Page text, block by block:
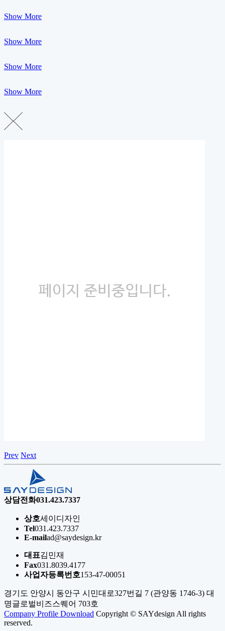
Show More
Show More
Show More
Show More
Prev Next
상담전화031.423.7337
상호세이디자인
Tel031.423.7337
E-mailad@saydesign.kr
대표김민재
Fax031.8039.4177
사업자등록번호153-47-00051
경기도 안양시 동안구 시민대로327번길 7 (관양동 1746-3) 대
명글로벌비즈스퀘어 703호
Company Profile Download Copyright © SAYdesign All rights
reserved.